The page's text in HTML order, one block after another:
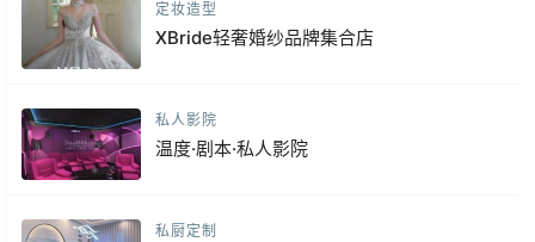
定妆造型
XBride轻奢婚纱品牌集合店
私人影院
温度·剧本·私人影院
私厨定制